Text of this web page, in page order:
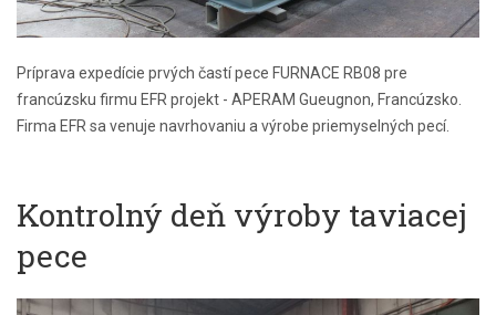
Príprava expedície prvých častí pece FURNACE RB08 pre
francúzsku firmu EFR projekt - APERAM Gueugnon, Francúzsko.
Firma EFR sa venuje navrhovaniu a výrobe priemyselných pecí.
Kontrolný deň výroby taviacej
pece